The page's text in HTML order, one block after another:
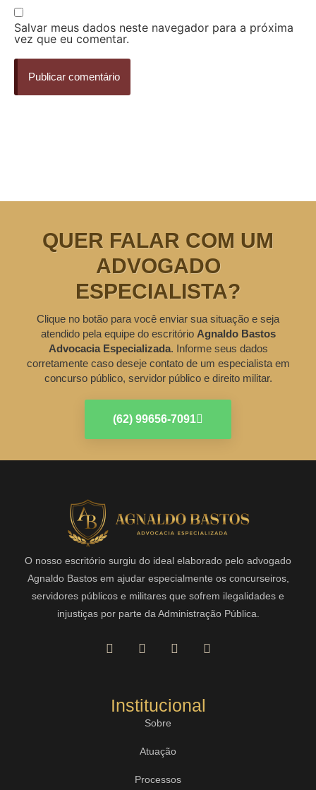
Salvar meus dados neste navegador para a próxima
vez que eu comentar.
QUER FALAR COM UM
ADVOGADO
ESPECIALISTA?
Clique no botão para você enviar sua situação e seja
atendido pela equipe do escritório Agnaldo Bastos
Advocacia Especializada. Informe seus dados
corretamente caso deseje contato de um especialista em
concurso público, servidor público e direito militar.
(62) 99656-7091
O nosso escritório surgiu do ideal elaborado pelo advogado
Agnaldo Bastos em ajudar especialmente os concurseiros,
servidores públicos e militares que sofrem ilegalidades e
injustiças por parte da Administração Pública.
Institucional
Sobre
Atuação
Processos